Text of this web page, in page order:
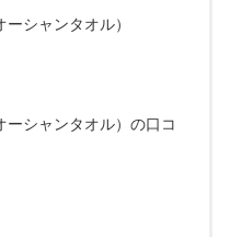
シャンタオル）
シャンタオル）の口コ